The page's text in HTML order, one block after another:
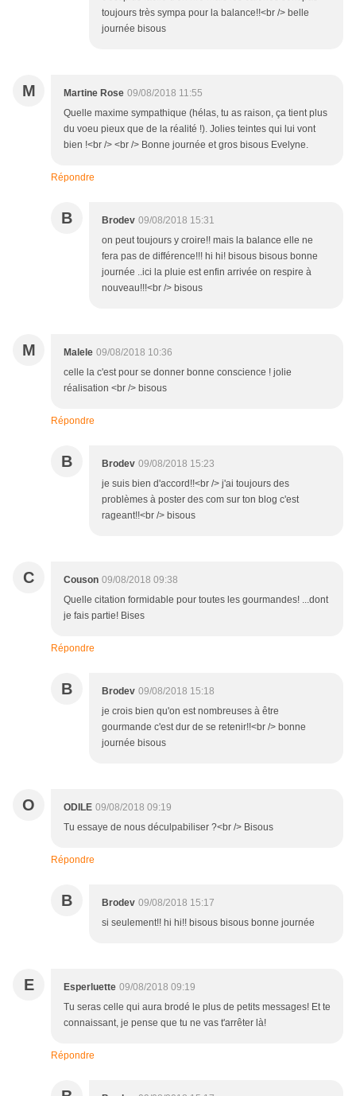
toujours très sympa pour la balance!!<br /> belle
journée bisous
M Martine Rose 09/08/2018 11:55
Quelle maxime sympathique (hélas, tu as raison, ça tient plus
du voeu pieux que de la réalité !). Jolies teintes qui lui vont
bien !<br /> <br /> Bonne journée et gros bisous Evelyne.
Répondre
B Brodev 09/08/2018 15:31
on peut toujours y croire!! mais la balance elle ne
fera pas de différence!!! hi hi! bisous bisous bonne
journée ..ici la pluie est enfin arrivée on respire à
nouveau!!!<br /> bisous
M Malele 09/08/2018 10:36
celle la c'est pour se donner bonne conscience ! jolie
réalisation <br /> bisous
Répondre
B Brodev 09/08/2018 15:23
je suis bien d'accord!!<br /> j'ai toujours des
problèmes à poster des com sur ton blog c'est
rageant!!<br /> bisous
C Couson 09/08/2018 09:38
Quelle citation formidable pour toutes les gourmandes! ...dont
je fais partie! Bises
Répondre
B Brodev 09/08/2018 15:18
je crois bien qu'on est nombreuses à être
gourmande c'est dur de se retenir!!<br /> bonne
journée bisous
O ODILE 09/08/2018 09:19
Tu essaye de nous déculpabiliser ?<br /> Bisous
Répondre
B Brodev 09/08/2018 15:17
si seulement!! hi hi!! bisous bisous bonne journée
E Esperluette 09/08/2018 09:19
Tu seras celle qui aura brodé le plus de petits messages! Et te
connaissant, je pense que tu ne vas t'arrêter là!
Répondre